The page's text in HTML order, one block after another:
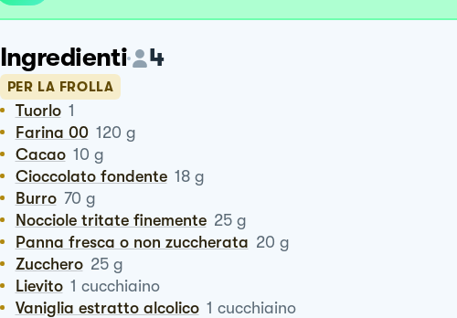
Ingredienti 4
PER LA FROLLA
Tuorlo 1
Farina 00 120 g
Cacao 10 g
Cioccolato fondente 18 g
Burro 70 g
Nocciole tritate finemente 25 g
Panna fresca o non zuccherata 20 g
Zucchero 25 g
Lievito 1 cucchiaino
Vaniglia estratto alcolico 1 cucchiaino